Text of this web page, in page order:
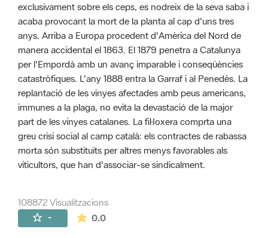
exclusivament sobre els ceps, es nodreix de la seva saba i
acaba provocant la mort de la planta al cap d'uns tres
anys. Arriba a Europa procedent d'Amèrica del Nord de
manera accidental el 1863. El 1879 penetra a Catalunya
per l'Empordà amb un avanç imparable i conseqüències
catastròfiques. L'any 1888 entra la Garraf i al Penedès. La
replantació de les vinyes afectades amb peus americans,
immunes a la plaga, no evita la devastació de la major
part de les vinyes catalanes. La fil·loxera comprta una
greu crisi social al camp català: els contractes de rabassa
morta són substituïts per altres menys favorables als
viticultors, que han d'associar-se sindicalment.
108872 Visualitzacions
- 0.0La mitjana de les valoracions és de 0